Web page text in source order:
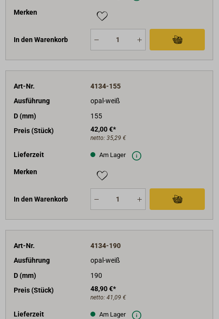
Merken
In den Warenkorb
Art-Nr.
4134-155
Ausführung
opal-weiß
D (mm)
155
Preis (Stück)
42,00 €*
netto: 35,29 €
Lieferzeit Am Lager
Merken
In den Warenkorb
Art-Nr.
4134-190
Ausführung
opal-weiß
D (mm)
190
Preis (Stück)
48,90 €*
netto: 41,09 €
Lieferzeit Am Lager